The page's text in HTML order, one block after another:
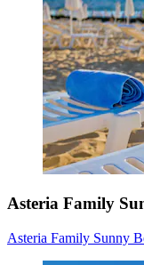
Asteria Family
Asteria Family Sunny